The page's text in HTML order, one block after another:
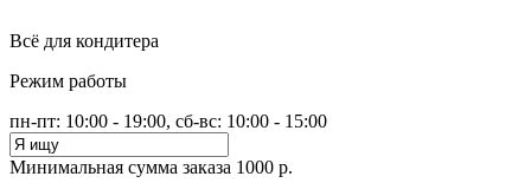
Всё для кондитера
Режим работы
пн-пт: 10:00 - 19:00, сб-вс: 10:00 - 15:00
Минимальная сумма заказа 1000 р.